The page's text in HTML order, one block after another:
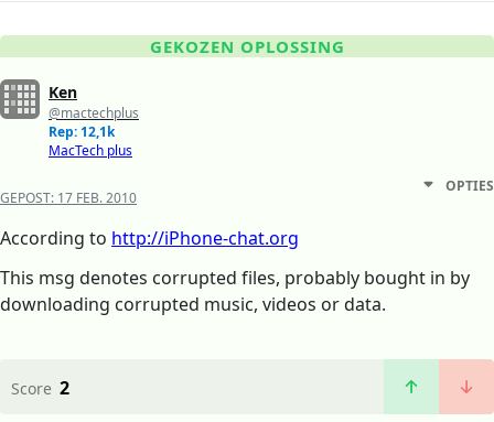
GEKOZEN OPLOSSING
Ken
@mactechplus
Rep: 12,1k
MacTech plus
GEPOST: 17 FEB. 2010
OPTIES
According to http://iPhone-chat.org
This msg denotes corrupted files, probably bought in by
downloading corrupted music, videos or data.
Score 2